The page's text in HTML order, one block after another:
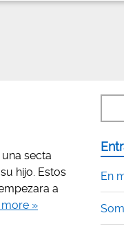
secta
hijo. Estos
a
more »
En